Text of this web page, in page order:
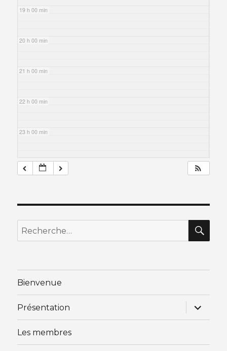
19 h 00 min
20 h 00 min
21 h 00 min
22 h 00 min
23 h 00 min
Recherche
pour
Bienvenue
Présentation
ouvrir
le
sous-
Les membres